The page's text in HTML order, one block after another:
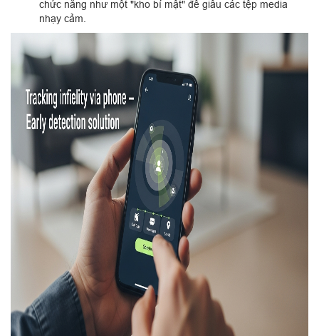
chức năng như một "kho bí mật" để giấu các tệp media
nhạy cảm.